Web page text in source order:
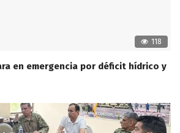
118
en emergencia por déficit hídrico y